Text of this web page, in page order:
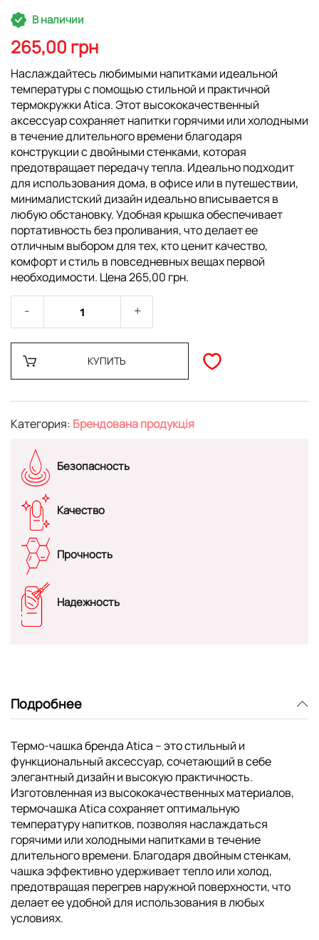
Перейти
к
началу
галереи
изображений
В наличии
265,00 грн
Наслаждайтесь любимыми напитками идеальной
температуры с помощью стильной и практичной
термокружки Atica. Этот высококачественный
аксессуар сохраняет напитки горячими или холодными
в течение длительного времени благодаря
конструкции с двойными стенками, которая
предотвращает передачу тепла. Идеально подходит
для использования дома, в офисе или в путешествии,
минималистский дизайн идеально вписывается в
любую обстановку. Удобная крышка обеспечивает
портативность без проливания, что делает ее
отличным выбором для тех, кто ценит качество,
комфорт и стиль в повседневных вещах первой
необходимости. Цена 265,00 грн.
КУПИТЬ
Категория: Брендована продукція
Безопасность
Качество
Прочность
Надежность
Подробнее
Термо-чашка бренда Atica – это стильный и
функциональный аксессуар, сочетающий в себе
элегантный дизайн и высокую практичность.
Изготовленная из высококачественных материалов,
термочашка Atica сохраняет оптимальную
температуру напитков, позволяя наслаждаться
горячими или холодными напитками в течение
длительного времени. Благодаря двойным стенкам,
чашка эффективно удерживает тепло или холод,
предотвращая перегрев наружной поверхности, что
делает ее удобной для использования в любых
условиях.